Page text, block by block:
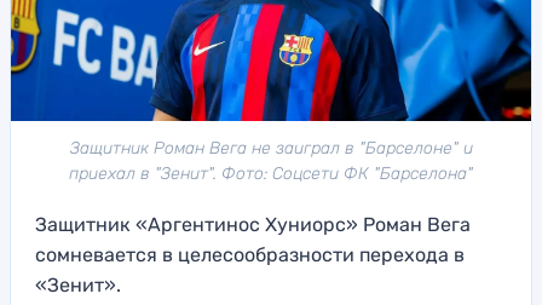
Защитник Роман Вега не заиграл в "Барселоне" и
приехал в "Зенит". Фото: Соцсети ФК "Барселона"
Защитник «Аргентинос Хуниорс» Роман Вега
сомневается в целесообразности перехода в
«Зенит».